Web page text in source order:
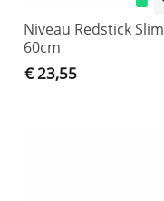
Niveau Redstick Slim
60cm
€ 23,55